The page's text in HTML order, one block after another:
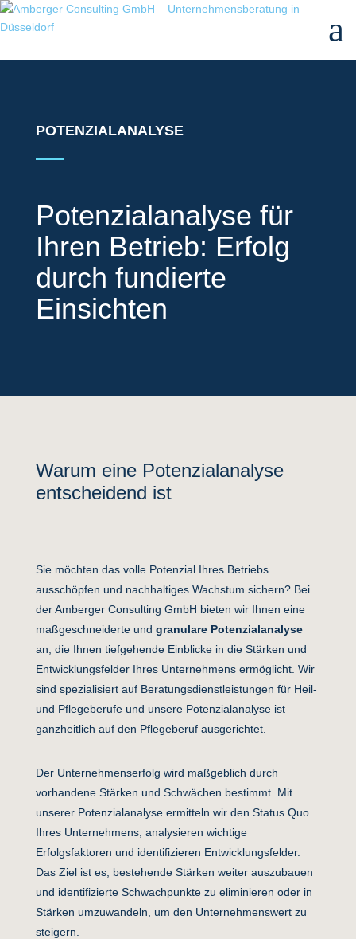
a
POTENZIALANALYSE
Potenzialanalyse für
Ihren Betrieb: Erfolg
durch fundierte
Einsichten
Warum eine Potenzialanalyse
entscheidend ist
Sie möchten das volle Potenzial Ihres Betriebs
ausschöpfen und nachhaltiges Wachstum sichern? Bei
der Amberger Consulting GmbH bieten wir Ihnen eine
maßgeschneiderte und granulare Potenzialanalyse
an, die Ihnen tiefgehende Einblicke in die Stärken und
Entwicklungsfelder Ihres Unternehmens ermöglicht. Wir
sind spezialisiert auf Beratungsdienstleistungen für Heil-
und Pflegeberufe und unsere Potenzialanalyse ist
ganzheitlich auf den Pflegeberuf ausgerichtet.
Der Unternehmenserfolg wird maßgeblich durch
vorhandene Stärken und Schwächen bestimmt. Mit
unserer Potenzialanalyse ermitteln wir den Status Quo
Ihres Unternehmens, analysieren wichtige
Erfolgsfaktoren und identifizieren Entwicklungsfelder.
Das Ziel ist es, bestehende Stärken weiter auszubauen
und identifizierte Schwachpunkte zu eliminieren oder in
Stärken umzuwandeln, um den Unternehmenswert zu
steigern.